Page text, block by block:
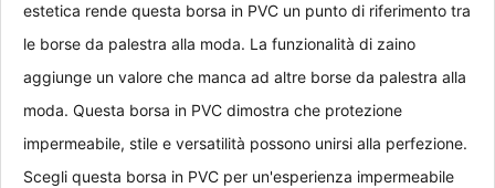
estetica rende questa borsa in PVC un punto di riferimento tra
le borse da palestra alla moda. La funzionalità di zaino
aggiunge un valore che manca ad altre borse da palestra alla
moda. Questa borsa in PVC dimostra che protezione
impermeabile, stile e versatilità possono unirsi alla perfezione.
Scegli questa borsa in PVC per un'esperienza impermeabile